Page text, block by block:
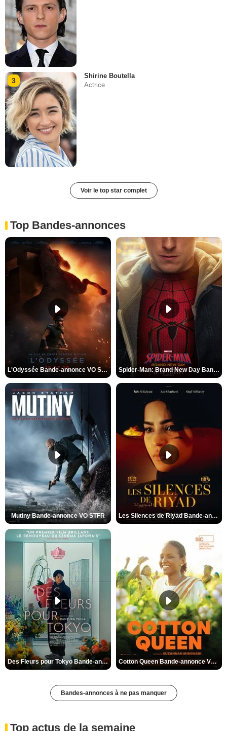
3
Shirine Boutella
Actrice
Voir le top star complet
Top Bandes-annonces
L'Odyssée Bande-annonce VO STFR Spider-Man: Brand New Day Bande-annonce VO STFR
Mutiny Bande-annonce VO STFR Les Silences de Riyad Bande-annonce VO STFR
Des Fleurs pour Tokyo Bande-annonce VO STFR Cotton Queen Bande-annonce VO STFR
Bandes-annonces à ne pas manquer
Top actus de la semaine